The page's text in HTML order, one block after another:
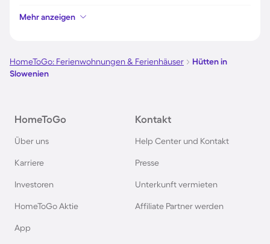
Hütten in Italien
Hütten in Holland
Hütten in Süddeutschland
Hütten in Norwegen
Hütten in Bayern
Mehr anzeigen
HomeToGo: Ferienwohnungen & Ferienhäuser
Hütten in
Slowenien
HomeToGo
Über uns
Karriere
Investoren
HomeToGo Aktie
App
Kontakt
Help Center und Kontakt
Presse
Unterkunft vermieten
Affiliate Partner werden